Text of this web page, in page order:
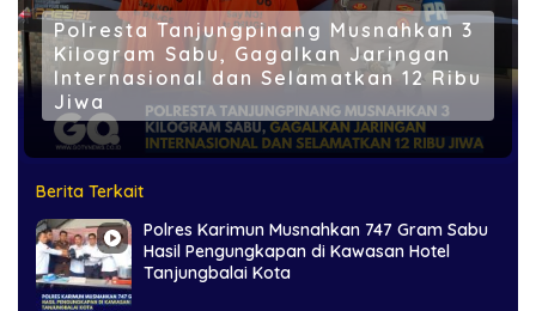
Polresta Tanjungpinang Musnahkan 3
Kilogram Sabu, Gagalkan Jaringan
Internasional dan Selamatkan 12 Ribu
Jiwa
Berita Terkait
Polres Karimun Musnahkan 747 Gram Sabu
Hasil Pengungkapan di Kawasan Hotel
Tanjungbalai Kota